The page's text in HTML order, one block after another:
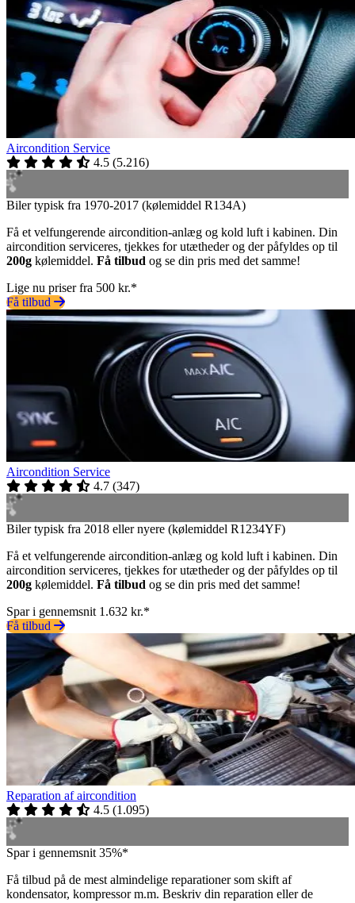
Aircondition Service
4.5 (5.216)
Biler typisk fra 1970-2017 (kølemiddel R134A)
Få et velfungerende aircondition-anlæg og kold luft i kabinen. Din
aircondition serviceres, tjekkes for utætheder og der påfyldes op til
200g kølemiddel. Få tilbud og se din pris med det samme!
Lige nu priser fra 500 kr.*
Få tilbud
Aircondition Service
4.7 (347)
Biler typisk fra 2018 eller nyere (kølemiddel R1234YF)
Få et velfungerende aircondition-anlæg og kold luft i kabinen. Din
aircondition serviceres, tjekkes for utætheder og der påfyldes op til
200g kølemiddel. Få tilbud og se din pris med det samme!
Spar i gennemsnit 1.632 kr.*
Få tilbud
Reparation af aircondition
4.5 (1.095)
Spar i gennemsnit 35%*
Få tilbud på de mest almindelige reparationer som skift af
kondensator, kompressor m.m. Beskriv din reparation eller de